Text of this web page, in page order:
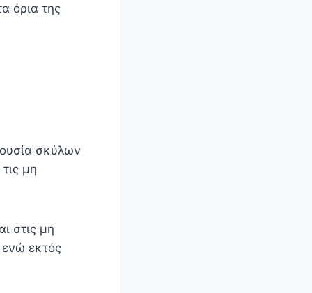
όρια της
σκύλων
μη
στις μη
εκτός